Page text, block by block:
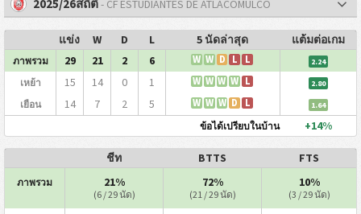
2025/26สถิติ- CF ESTUDIANTES DE ATLACOMULCO
แข่ง W D L 5 นัดล่าสุด แต้มต่อเกม
ภาพรวม 29 21 2 6 W W D L L 2.24
เหย้า 15 14 0 1 W W W W L 2.80
เยือน 14 7 2 5 W W W D L 1.64
ข้อได้เปรียบในบ้าน +14%
ชีท BTTS FTS
ภาพรวม 21%
(6 / 29 นัด)
72%
(21 / 29 นัด)
10%
(3 / 29 นัด)